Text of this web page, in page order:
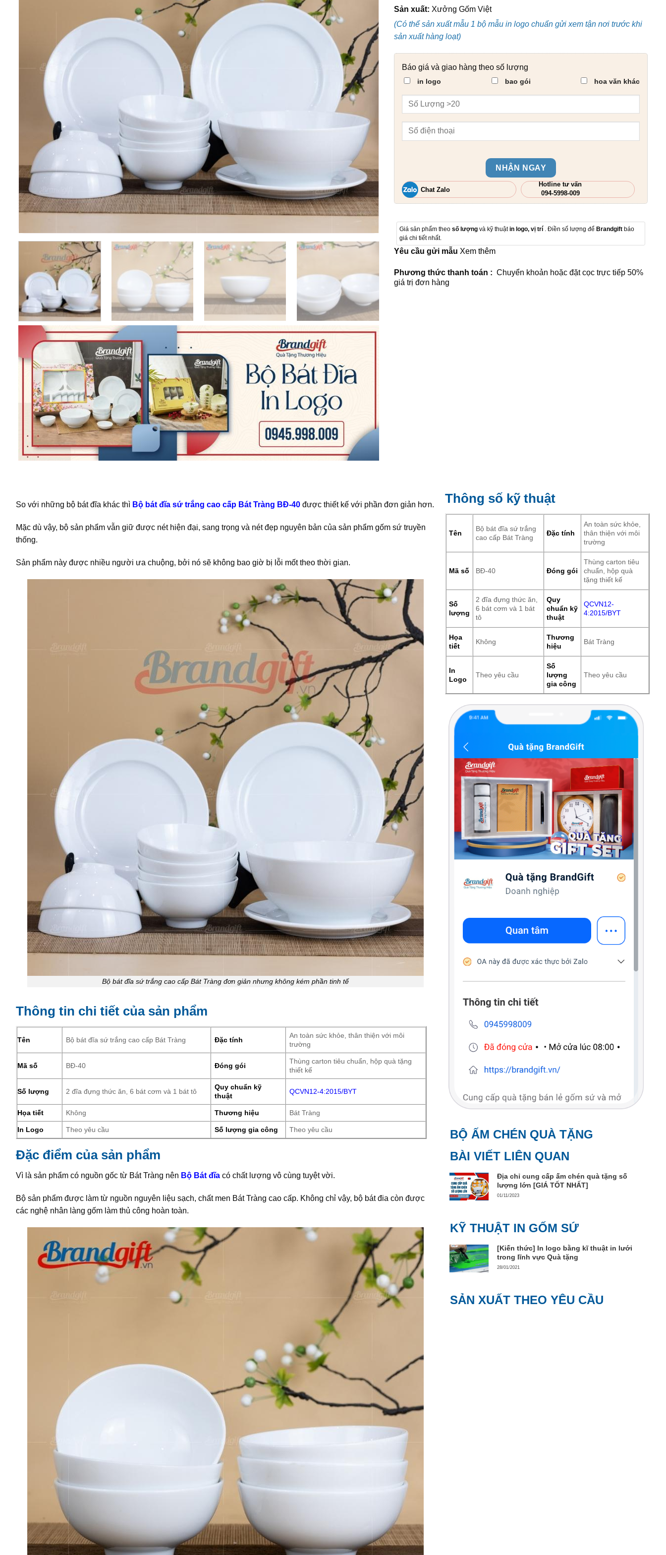
Sản xuất: Xưởng Gốm Việt
(Có thể sản xuất mẫu 1 bộ mẫu in logo chuẩn gửi xem tận nơi trước khi
sản xuất hàng loạt)
Báo giá và giao hàng theo số lượng
in logo bao gói hoa văn khác
NHẬN NGAY
Chat Zalo
Hotline tư vấn
094-5998-009
Giá sản phẩm theo số lượng và kỹ thuậtin logo, vị trí . Điền số lượng để Brandgift báo
giá chi tiết nhất.
Yêu cầu gửi mẫu Xem thêm
Phương thức thanh toán : Chuyển khoản hoặc đặt cọc trực tiếp 50%
giá trị đơn hàng
So với những bộ bát đĩa khác thì Bộ bát đĩa sứ trắng cao cấp Bát Tràng BĐ-40được thiết kế với phần đơn giản hơn.
Mặc dù vậy, bộ sản phẩm vẫn giữ được nét hiện đại, sang trọng và nét đẹp nguyên bản của sản phẩm gốm sứ truyền
thống.
Sản phẩm này được nhiều người ưa chuộng, bởi nó sẽ không bao giờ bị lỗi mốt theo thời gian.
Bộ bát đĩa sứ trắng cao cấp Bát Tràng đơn giản nhưng không kém phần tinh tế
Thông tin chi tiết của sản phẩm
Tên Bộ bát đĩa sứ trắng cao cấp Bát Tràng Đặc tính
An toàn sức khỏe, thân thiện với môi
trường
Mã số BĐ-40 Đóng gói
Thùng carton tiêu chuẩn, hộp quà tặng
thiết kế
Số lượng 2 đĩa đựng thức ăn, 6 bát cơm và 1 bát tô
Quy chuẩn kỹ
thuật
QCVN12-4:2015/BYT
Họa tiết Không Thương hiệu Bát Tràng
In Logo Theo yêu cầu Số lượng gia công Theo yêu cầu
Đặc điểm của sản phẩm
Vì là sản phẩm có nguồn gốc từ Bát Tràng nên Bộ Bátđĩacó chất lượng vô cùng tuyệt vời.
Bộ sản phẩm được làm từ nguồn nguyên liệu sạch, chất men Bát Tràng cao cấp. Không chỉ vậy, bộ bát đia còn được
các nghệ nhân làng gốm làm thủ công hoàn toàn.
Thông số kỹ thuật
Tên
Bộ bát đĩa sứ trắng
cao cấp Bát Tràng
Đặc tính
An toàn sức khỏe,
thân thiện với môi
trường
Mã số BĐ-40 Đóng gói
Thùng carton tiêu
chuẩn, hộp quà
tặng thiết kế
Số
lượng
2 đĩa đựng thức ăn,
6 bát cơm và 1 bát
tô
Quy
chuẩn kỹ
thuật
QCVN12-
4:2015/BYT
Họa
tiết
Không
Thương
hiệu
Bát Tràng
In
Logo
Theo yêu cầu
Số
lượng
gia công
Theo yêu cầu
BỘ ẤM CHÉN QUÀ TẶNG
BÀI VIẾT LIÊN QUAN
Địa chỉ cung cấp ấm chén quà tặng số
lượng lớn [GIÁ TỐT NHẤT]
01/11/2023
KỸ THUẬT IN GỐM SỨ
[Kiến thức] In logo bằng kĩ thuật in lưới
trong lĩnh vực Quà tặng
28/01/2021
SẢN XUẤT THEO YÊU CẦU